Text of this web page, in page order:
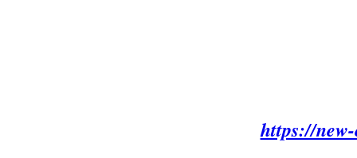
https://